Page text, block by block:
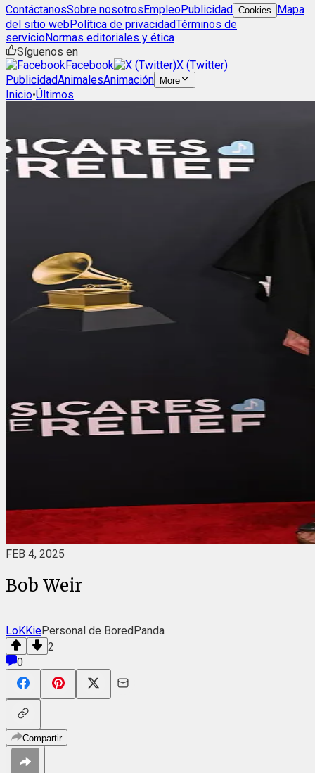
ContáctanosSobre nosotrosEmpleoPublicidad Cookies
Mapa
del sitio webPolítica de privacidadTérminos de
servicioNormas editoriales y ética
Síguenos en
Facebook
X (Twitter)
PublicidadAnimalesAnimación More
Inicio•Últimos
FEB 4, 2025
Bob Weir
LoKKiePersonal de BoredPanda
2
0
Compartir